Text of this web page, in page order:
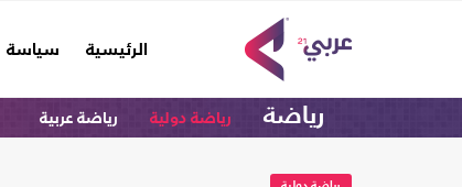
الرئيسية
(current) سياسة
رياضة رياضة دولية رياضة عربية